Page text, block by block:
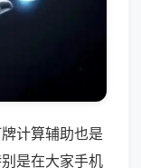
计算辅助也是
是在大家手机